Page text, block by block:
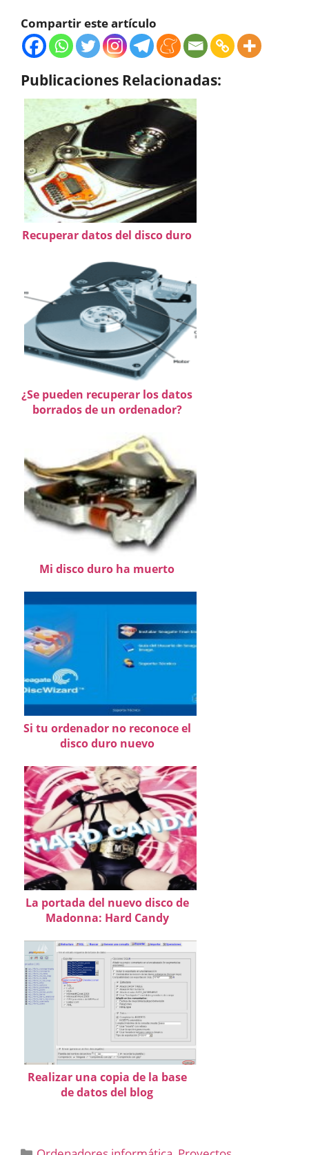
Compartir este artículo
Publicaciones Relacionadas:
Recuperar datos del disco duro
¿Se pueden recuperar los datos
borrados de un ordenador?
Mi disco duro ha muerto
Si tu ordenador no reconoce el
disco duro nuevo
La portada del nuevo disco de
Madonna: Hard Candy
Realizar una copia de la base
de datos del blog
Categorías